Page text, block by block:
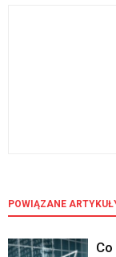
POWIĄZANE